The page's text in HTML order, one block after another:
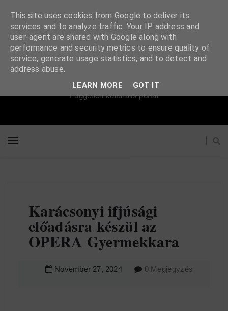
Súgópéldány
Független kulturális portál
Karácsonyi ifjúsági
előadásra készül az
OPERA Gyermekkara
November 27, 2024 0 Megjegyzés
This site uses cookies from Google to deliver its
services and to analyze traffic. Your IP address and
user-agent are shared with Google along with
performance and security metrics to ensure quality of
service, generate usage statistics, and to detect and
address abuse.
LEARN MORE GOT IT